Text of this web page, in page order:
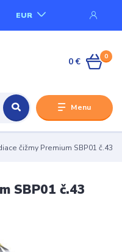
Menu
EUR
0
0 €
čižmy Premium SBP01 č.43
SBP01 č.43